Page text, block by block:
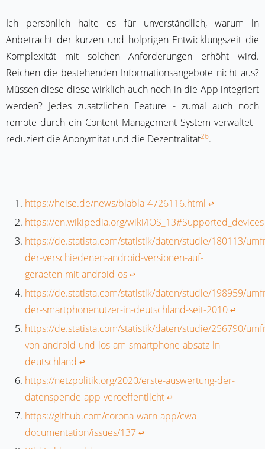
Ich persönlich halte es für unverständlich, warum in
Anbetracht der kurzen und holprigen Entwicklungszeit die
Komplexität mit solchen Anforderungen erhöht wird.
Reichen die bestehenden Informationsangebote nicht aus?
Müssen diese diese wirklich auch noch in die App integriert
werden? Jedes zusätzlichen Feature - zumal auch noch
remote durch ein Content Management System verwaltet -
reduziert die Anonymität und die Dezentralität26.
https://heise.de/news/blabla-4726116.html ↩︎
https://en.wikipedia.org/wiki/IOS_13#Supported_devices
https://de.statista.com/statistik/daten/studie/180113/
der-verschiedenen-android-versionen-auf-
geraeten-mit-android-os↩︎
https://de.statista.com/statistik/daten/studie/198959/
der-smartphonenutzer-in-deutschland-seit-2010↩︎
https://de.statista.com/statistik/daten/studie/256790/
von-android-und-ios-am-smartphone-absatz-in-
deutschland ↩︎
https://netzpolitik.org/2020/erste-auswertung-der-
datenspende-app-veroeffentlicht↩︎
https://github.com/corona-warn-app/cwa-
documentation/issues/137↩︎